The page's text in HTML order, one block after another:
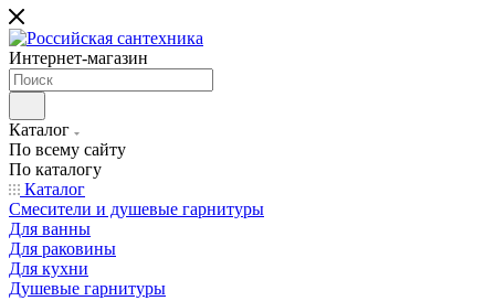
Интернет-магазин
Каталог
По всему сайту
По каталогу
Каталог
Смесители и душевые гарнитуры
Для ванны
Для раковины
Для кухни
Душевые гарнитуры